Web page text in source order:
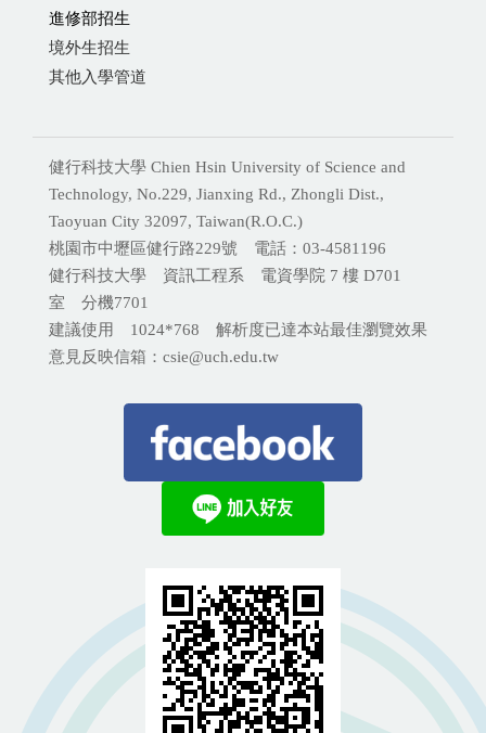
進修部招生
境外生招生
其他入學管道
健行科技大學 Chien Hsin University of Science and
Technology, No.229, Jianxing Rd., Zhongli Dist.,
Taoyuan City 32097, Taiwan(R.O.C.)
桃園市中壢區健行路229號 電話：03-4581196
健行科技大學 資訊工程系 電資學院 7 樓 D701
室 分機7701
建議使用 1024*768 解析度已達本站最佳瀏覽效果
意見反映信箱：csie@uch.edu.tw